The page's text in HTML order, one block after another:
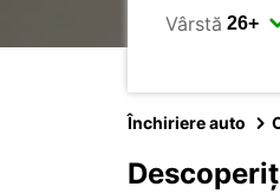
Vârstă
Închiriere auto